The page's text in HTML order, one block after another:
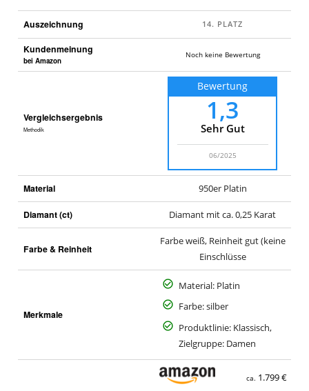
Auszeichnung
Kundenmeinung
bei Amazon
Noch keine Bewertung
Vergleichsergebnis
Methodik
Bewertung
1,3
Sehr Gut
06/2025
Material 950er Platin
Diamant (ct) Diamant mit ca. 0,25 Karat
Farbe & Reinheit
Farbe weiß, Reinheit gut (keine
Einschlüsse
Merkmale
Material: Platin
Farbe: silber
Produktlinie: Klassisch,
Zielgruppe: Damen
ca. 1.799 €